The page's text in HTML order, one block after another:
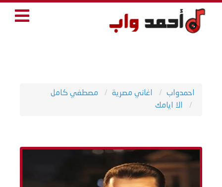
احمدواب اغاني مصرية
مصطفي كامل
الا ايامك